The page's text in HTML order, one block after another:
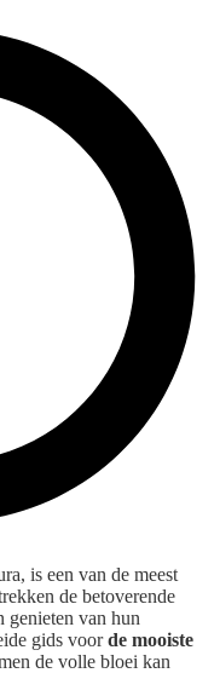
is een van de meest
de betoverende
genieten van hun
gids voorde mooiste
de volle bloei kan